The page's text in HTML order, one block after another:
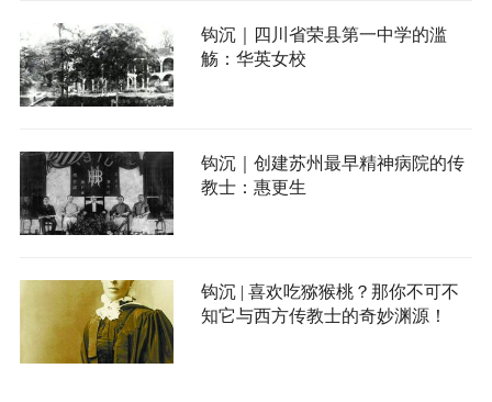
钩沉｜四川省荣县第一中学的滥
觞：华英女校
钩沉｜创建苏州最早精神病院的传
教士：惠更生
钩沉 | 喜欢吃猕猴桃？那你不可不
知它与西方传教士的奇妙渊源！